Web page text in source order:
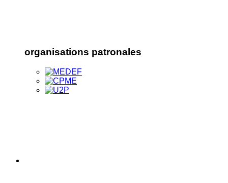
organisations patronales